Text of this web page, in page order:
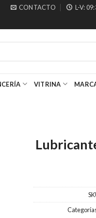
PARA MAYORISTAS
CONTACTO L-V:
VITRINA